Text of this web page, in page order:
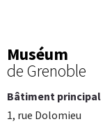
Muséum
de Grenoble
Bâtiment principal
1, rue Dolomieu